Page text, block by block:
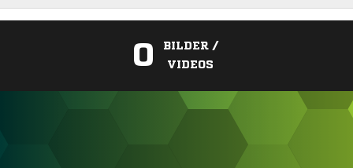
0
BILDER /
VIDEOS